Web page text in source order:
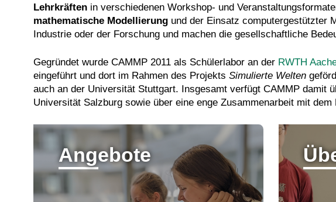
Lehrkräften in verschiedenen Workshop- und
mathematische Modellierung und der Einsatz computergestützter
Industrie oder der Forschung und machen die gesellschaftliche
Gegründet wurde CAMMP 2011 als Schülerlabor an der RWTH
eingeführt und dort im Rahmen des Projekts Simulierte Welten
auch an der Universität Stuttgart. Insgesamt verfügt CAMMP damit
Universität Salzburg sowie über eine enge Zusammenarbeit mit dem
Angebote